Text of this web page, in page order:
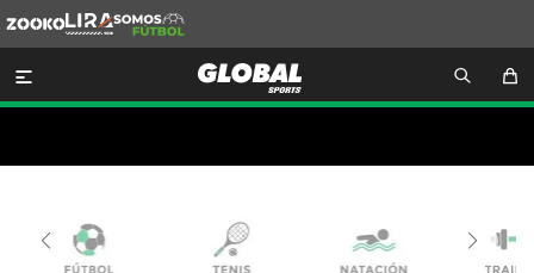
Lira
Somos
Futbol
